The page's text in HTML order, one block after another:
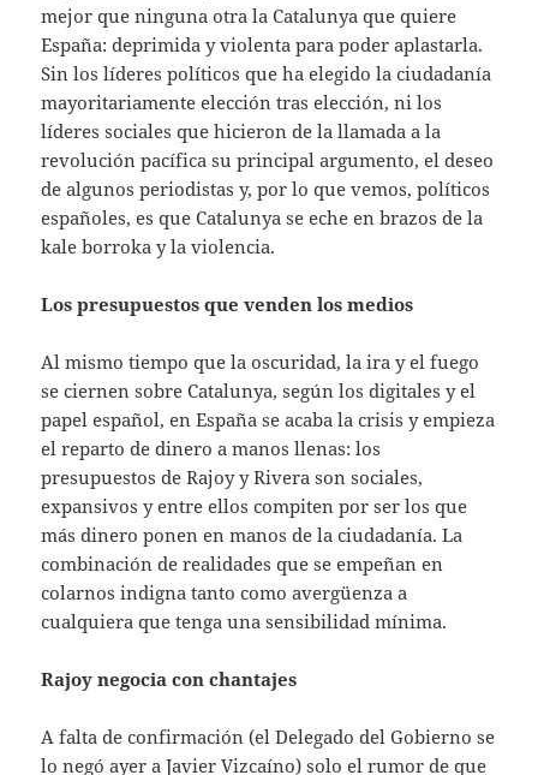
mejor que ninguna otra la Catalunya que quiere
España: deprimida y violenta para poder aplastarla.
Sin los líderes políticos que ha elegido la ciudadanía
mayoritariamente elección tras elección, ni los
líderes sociales que hicieron de la llamada a la
revolución pacífica su principal argumento, el deseo
de algunos periodistas y, por lo que vemos, políticos
españoles, es que Catalunya se eche en brazos de la
kale borroka y la violencia.
Los presupuestos que venden los medios
Al mismo tiempo que la oscuridad, la ira y el fuego
se ciernen sobre Catalunya, según los digitales y el
papel español, en España se acaba la crisis y empieza
el reparto de dinero a manos llenas: los
presupuestos de Rajoy y Rivera son sociales,
expansivos y entre ellos compiten por ser los que
más dinero ponen en manos de la ciudadanía. La
combinación de realidades que se empeñan en
colarnos indigna tanto como avergüenza a
cualquiera que tenga una sensibilidad mínima.
Rajoy negocia con chantajes
A falta de confirmación (el Delegado del Gobierno se
lo negó ayer a Javier Vizcaíno) solo el rumor de que